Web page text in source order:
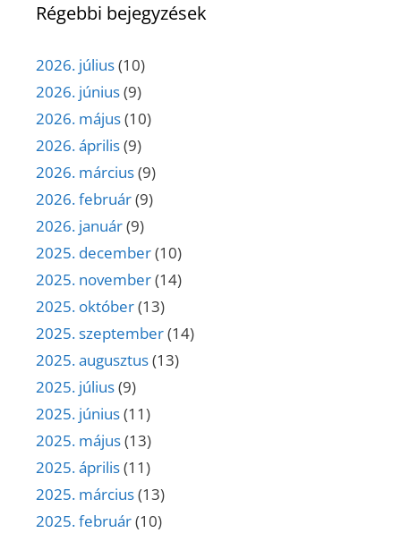
Régebbi bejegyzések
2026. július(10)
2026. június(9)
2026. május(10)
2026. április(9)
2026. március(9)
2026. február(9)
2026. január(9)
2025. december(10)
2025. november(14)
2025. október(13)
2025. szeptember(14)
2025. augusztus(13)
2025. július(9)
2025. június(11)
2025. május(13)
2025. április(11)
2025. március(13)
2025. február(10)